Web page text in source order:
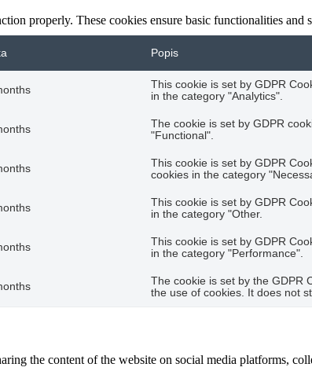
properly. These cookies ensure basic functionalities and
Popis
This cookie is set by GDPR
in the category "Analytics".
The cookie is set by GDPR
"Functional".
This cookie is set by GDPR
cookies in the category
This cookie is set by GDPR
in the category "Other.
This cookie is set by GDPR
in the category "Performance".
The cookie is set by the GDPR
the use of cookies. It does not
the content of the website on social media platforms,